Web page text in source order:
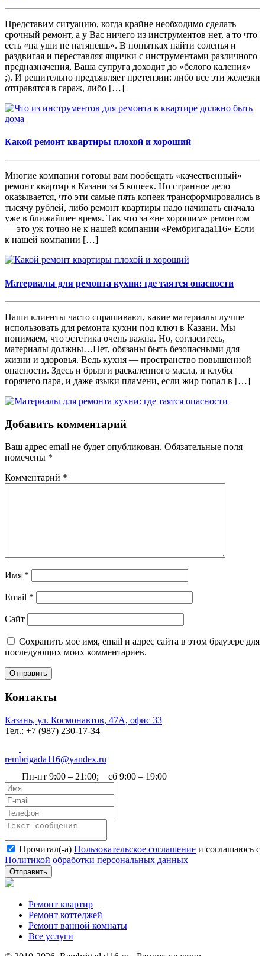
Представим ситуацию, когда крайне необходимо сделать
срочный ремонт, а у Вас ничего из инструментов нет, а то что
есть «на уши не натянешь». В попытках найти соленья и
раздвигая и переставляя ящички с инструментами различного
предназначения, Ваша супруга доходит до «белого каления»
;). И решительно предъявляет претензии: либо все эти железки
отправятся в гараж, либо […]
Какой ремонт квартиры плохой и хороший
Многие компании готовы вам пообещать «качественный»
ремонт квартир в Казани за 5 копеек. Но странное дело
оказывается, что эти самые пять копеек трансформировались в
тысячу рублей, либо ремонт квартиры надо начинать сначала
уже в ближайшее время. Так что за «не хорошим» ремонтом
— это уж точно не к нашей компании «Рембригада116» Если
к нашей компании […]
Материалы для ремонта кухни: где таятся опасности
Наши клиенты часто спрашивают, какие материалы лучше
использовать для ремонта кухни под ключ в Казани. Мы
понимаем, что эстетика очень важна. Но, согласитесь,
материалы должны…Нет, обязаны быть безопасными для
жизни и здоровья. Ведь кухня — пространство повышенной
опасности. Здесь и брызги раскаленного масла, и клубы
горячего пара, и даже языки пламени, если жир попал в […]
Добавить комментарий
Ваш адрес email не будет опубликован. Обязательные поля
помечены *
Комментарий *
Имя *
Email *
Сайт
Сохранить моё имя, email и адрес сайта в этом браузере для
последующих моих комментариев.
Отправить
Контакты
Казань, ул. Космонавтов, 47А, офис 33
Тел.: +7 (987) 230‑17-34
rembrigada116@yandex.ru
Пн-пт 9:00 – 21:00; сб 9:00 – 19:00
Прочитал(-а) Пользовательское соглашение и соглашаюсь с
Политикой обработки персональных данных
Отправить
Ремонт квартир
Ремонт коттеджей
Ремонт ванной комнаты
Все услуги